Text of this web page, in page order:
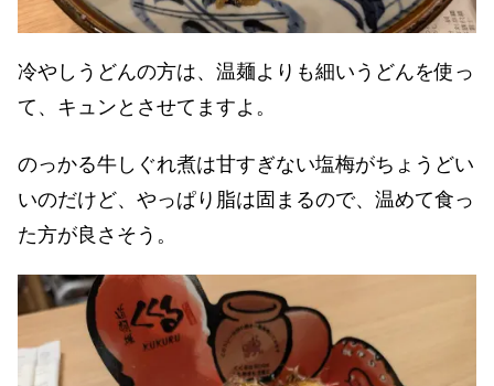
冷やしうどんの方は、温麺よりも細いうどんを使っ
て、キュンとさせてますよ。
のっかる牛しぐれ煮は甘すぎない塩梅がちょうどい
いのだけど、やっぱり脂は固まるので、温めて食っ
た方が良さそう。